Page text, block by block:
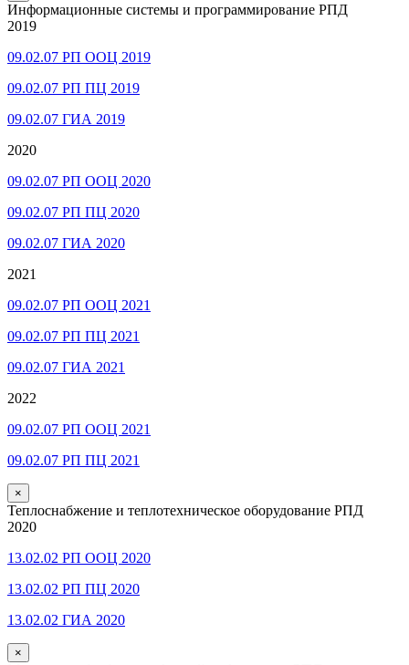
Информационные системы и программирование РПД
2019
09.02.07 РП ООЦ 2019
09.02.07 РП ПЦ 2019
09.02.07 ГИА 2019
2020
09.02.07 РП ООЦ 2020
09.02.07 РП ПЦ 2020
09.02.07 ГИА 2020
2021
09.02.07 РП ООЦ 2021
09.02.07 РП ПЦ 2021
09.02.07 ГИА 2021
2022
09.02.07 РП ООЦ 2021
09.02.07 РП ПЦ 2021
×
Теплоснабжение и теплотехническое оборудование РПД
2020
13.02.02 РП ООЦ 2020
13.02.02 РП ПЦ 2020
13.02.02 ГИА 2020
×